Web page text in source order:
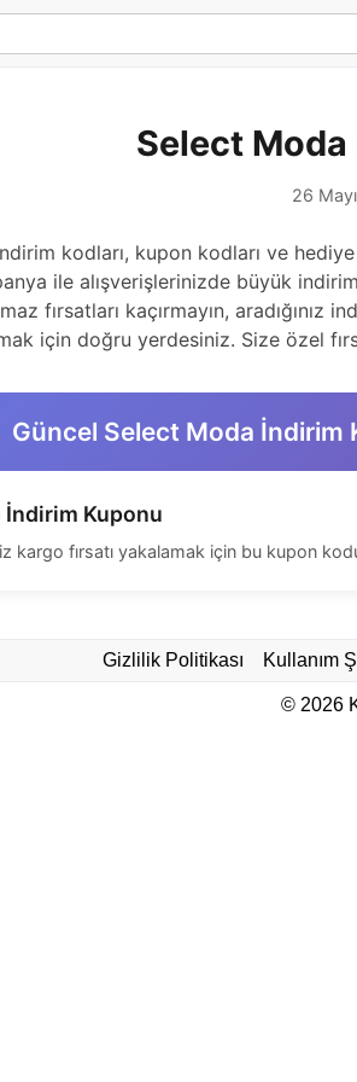
Select
26
kodları, kupon kodları ve
ile alışverişlerinizde büyük
fırsatları kaçırmayın,
için doğru yerdesiniz. Size özel
Güncel Select Moda İndirim
İndirim Kuponu
kargo fırsatı yakalamak için bu kupon
Gizlilik Politikası Kullanım
© 2026